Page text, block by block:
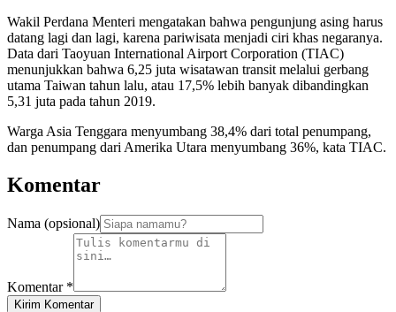
Wakil Perdana Menteri mengatakan bahwa pengunjung asing harus
datang lagi dan lagi, karena pariwisata menjadi ciri khas negaranya.
Data dari Taoyuan International Airport Corporation (TIAC)
menunjukkan bahwa 6,25 juta wisatawan transit melalui gerbang
utama Taiwan tahun lalu, atau 17,5% lebih banyak dibandingkan
5,31 juta pada tahun 2019.
Warga Asia Tenggara menyumbang 38,4% dari total penumpang,
dan penumpang dari Amerika Utara menyumbang 36%, kata TIAC.
Komentar
Nama (opsional)
Komentar *
Kirim Komentar